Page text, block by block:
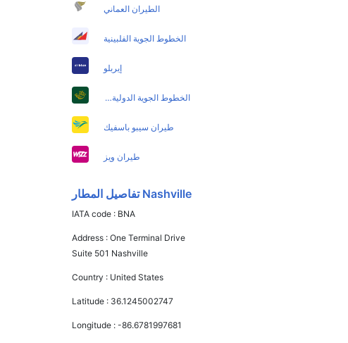
الطيران العماني
الخطوط الجوية الفلبينية
إيربلو
الخطوط الجوية الدولية الباكستانية
طيران سيبو باسفيك
طيران ويز
Nashville تفاصيل المطار
IATA code : BNA
Address :One Terminal Drive
Suite 501 Nashville
Country : United States
Latitude : 36.1245002747
Longitude :-86.6781997681